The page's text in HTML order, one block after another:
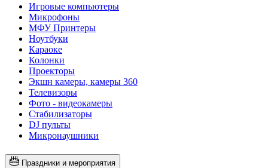
Игровые компьютеры
Микрофоны
МФУ Принтеры
Ноутбуки
Караоке
Колонки
Проекторы
Экшн камеры, камеры 360
Телевизоры
Фото - видеокамеры
Стабилизаторы
DJ пульты
Микронаушники
Праздники и мероприятия